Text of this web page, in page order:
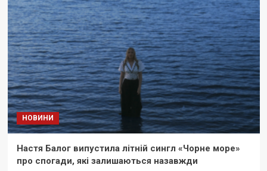
НОВИНИ
Настя Балог випустила літній сингл «Чорне море»
про спогади, які залишаються назавжди